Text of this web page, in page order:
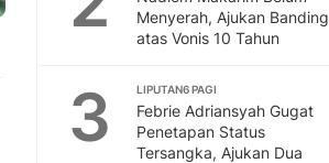
Menyerah, Ajukan Banding
atas Vonis 10 Tahun
3 LIPUTAN6 PAGI
Febrie Adriansyah Gugat
Penetapan Status
Tersangka, Ajukan Dua